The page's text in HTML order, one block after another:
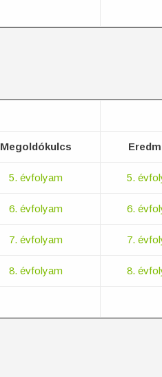
Megoldókulcs
5. évfolyam 5.
6. évfolyam 6.
7. évfolyam 7.
8. évfolyam 8.